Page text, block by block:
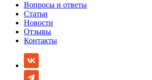
Вопросы и ответы
Статьи
Новости
Отзывы
Контакты